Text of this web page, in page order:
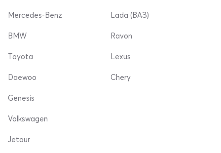
Mercedes-Benz Lada (ВАЗ)
BMW
Toyota
Daewoo
Ravon
Lexus
Chery
Genesis
Volkswagen
Jetour